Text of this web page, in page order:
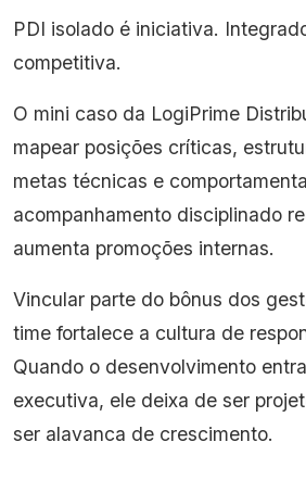
PDI isolado é iniciativa.
competitiva.
O mini caso da LogiPrime
mapear posições críticas,
metas técnicas e
acompanhamento disciplinado
aumenta promoções internas.
Vincular parte do bônus dos
time fortalece a cultura de
Quando o desenvolvimento
executiva, ele deixa de ser
ser alavanca de crescimento.